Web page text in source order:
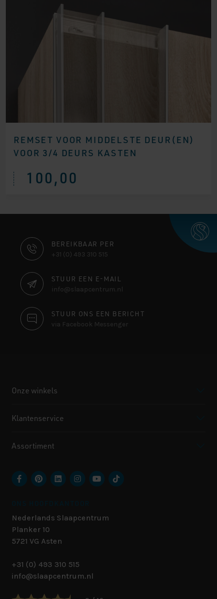
REMSET VOOR MIDDELSTE DEUR(EN)
VOOR 3/4 DEURS KASTEN
100,00
CONTACT
INFORMATIE
BEREIKBAAR PER
+31 (0) 493 310 515
STUUR EEN E-MAIL
info@slaapcentrum.nl
STUUR ONS EEN BERICHT
via Facebook Messenger
Onze winkels
Klantenservice
Assortiment
Nederlands Slaapcentrum
Planker 10
5721 VG Asten
+31 (0) 493 310 515
info@slaapcentrum.nl